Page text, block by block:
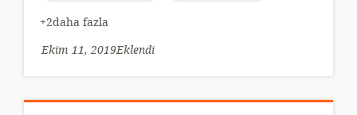
+2daha fazla
Ekim 11, 2019Eklendi